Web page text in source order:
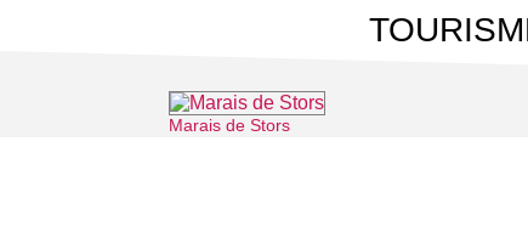
Marais de Stors